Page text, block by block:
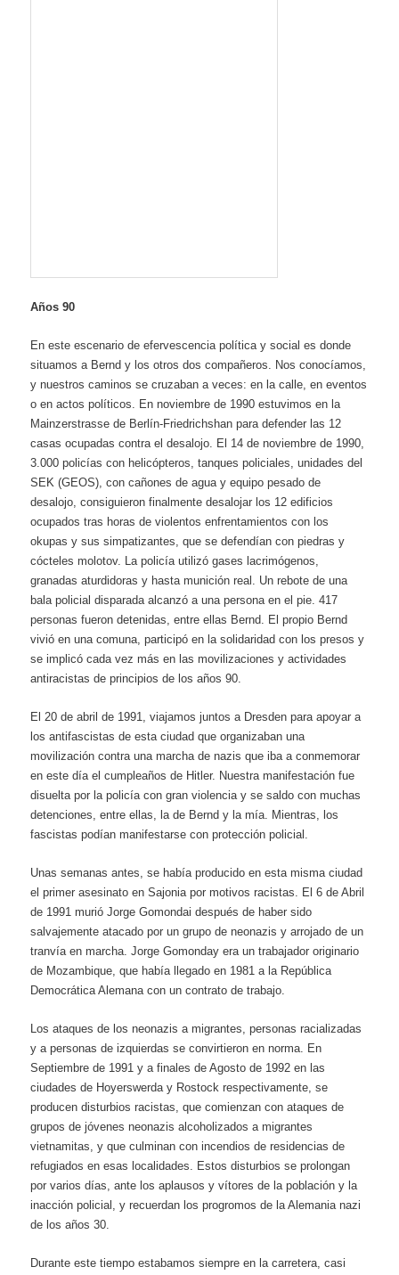
Años 90
En este escenario de efervescencia política y social es donde
situamos a Bernd y los otros dos compañeros. Nos conocíamos,
y nuestros caminos se cruzaban a veces: en la calle, en eventos
o en actos políticos. En noviembre de 1990 estuvimos en la
Mainzerstrasse de Berlín-Friedrichshan para defender las 12
casas ocupadas contra el desalojo. El 14 de noviembre de 1990,
3.000 policías con helicópteros, tanques policiales, unidades del
SEK (GEOS), con cañones de agua y equipo pesado de
desalojo, consiguieron finalmente desalojar los 12 edificios
ocupados tras horas de violentos enfrentamientos con los
okupas y sus simpatizantes, que se defendían con piedras y
cócteles molotov. La policía utilizó gases lacrimógenos,
granadas aturdidoras y hasta munición real. Un rebote de una
bala policial disparada alcanzó a una persona en el pie. 417
personas fueron detenidas, entre ellas Bernd. El propio Bernd
vivió en una comuna, participó en la solidaridad con los presos y
se implicó cada vez más en las movilizaciones y actividades
antiracistas de principios de los años 90.
El 20 de abril de 1991, viajamos juntos a Dresden para apoyar a
los antifascistas de esta ciudad que organizaban una
movilización contra una marcha de nazis que iba a conmemorar
en este día el cumpleaños de Hitler. Nuestra manifestación fue
disuelta por la policía con gran violencia y se saldo con muchas
detenciones, entre ellas, la de Bernd y la mía. Mientras, los
fascistas podían manifestarse con protección policial.
Unas semanas antes, se había producido en esta misma ciudad
el primer asesinato en Sajonia por motivos racistas. El 6 de Abril
de 1991 murió Jorge Gomondai después de haber sido
salvajemente atacado por un grupo de neonazis y arrojado de un
tranvía en marcha. Jorge Gomonday era un trabajador originario
de Mozambique, que había llegado en 1981 a la República
Democrática Alemana con un contrato de trabajo.
Los ataques de los neonazis a migrantes, personas racializadas
y a personas de izquierdas se convirtieron en norma. En
Septiembre de 1991 y a finales de Agosto de 1992 en las
ciudades de Hoyerswerda y Rostock respectivamente, se
producen disturbios racistas, que comienzan con ataques de
grupos de jóvenes neonazis alcoholizados a migrantes
vietnamitas, y que culminan con incendios de residencias de
refugiados en esas localidades. Estos disturbios se prolongan
por varios días, ante los aplausos y vítores de la población y la
inacción policial, y recuerdan los progromos de la Alemania nazi
de los años 30.
Durante este tiempo estabamos siempre en la carretera, casi